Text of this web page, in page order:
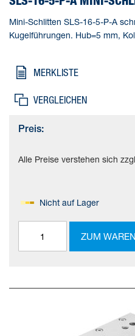
Mini-Schlitten SLS-16-5-P-A
Kugelführungen. Hub=5 mm,
MERKLISTE
VERGLEICHEN
Preis:
Alle Preise verstehen sich
Nicht auf Lager
ZUM